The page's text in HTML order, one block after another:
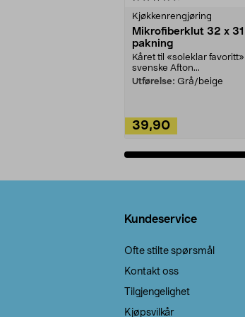
Kjøkkenrengjøring
Mikrofiberklut 32 x
pakning
Kåret til «soleklar favoritt»
svenske Afton...
Utførelse: Grå/beige
39,90
Kundeservice
Ofte stilte spørsmål
Kontakt oss
Tilgjengelighet
Kjøpsvilkår